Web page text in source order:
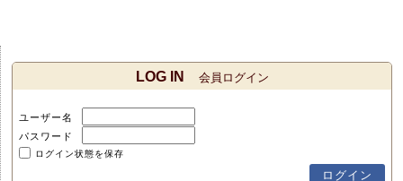
LOG IN 会員ログイン
ユーザー名
パスワード
ログイン状態を保存